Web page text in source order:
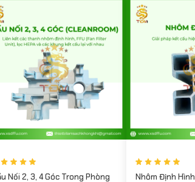
Nối 2, 3, 4 Góc Trong Phòng
Nhôm Định Hình